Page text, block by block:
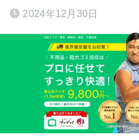
2024年12月30日